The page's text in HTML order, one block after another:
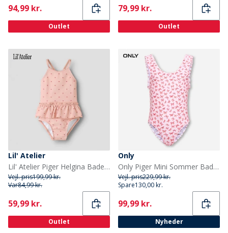
Current
94,99 kr.
Outlet
Current
79,99 kr.
Outlet
Lil' Atelier
Lil' Atelier Piger Helgina Badekjole Misty Rose
Vejl. pris199,99 kr.
Var84,99 kr.
Current
59,99 kr.
Outlet
Only
Only Piger Mini Sommer Badedragt Ballet Slipper
Vejl. pris229,99 kr.
Spare130,00 kr.
Current
99,99 kr.
Nyheder